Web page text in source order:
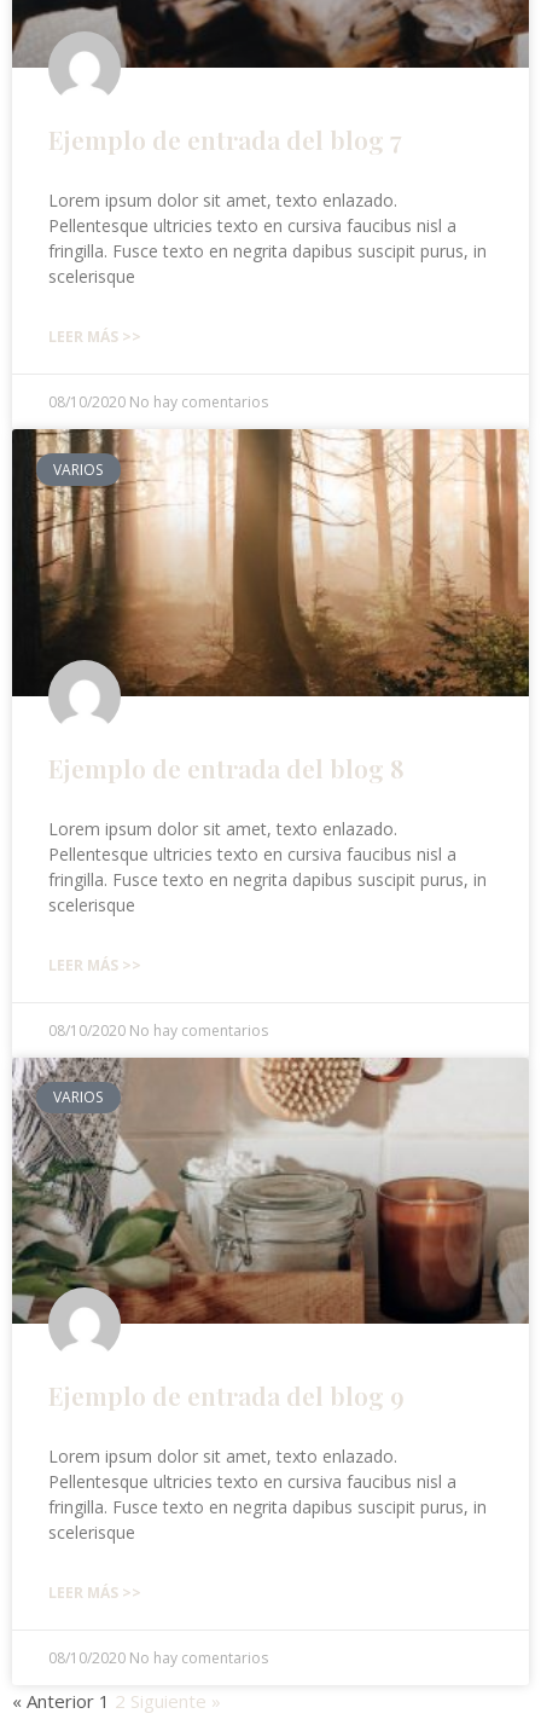
Ejemplo de entrada del blog 7
Lorem ipsum dolor sit amet, texto enlazado.
Pellentesque ultricies texto en cursiva faucibus nisl a
fringilla. Fusce texto en negrita dapibus suscipit purus, in
scelerisque
LEER MÁS >>
08/10/2020 No hay comentarios
VARIOS
Ejemplo de entrada del blog 8
Lorem ipsum dolor sit amet, texto enlazado.
Pellentesque ultricies texto en cursiva faucibus nisl a
fringilla. Fusce texto en negrita dapibus suscipit purus, in
scelerisque
LEER MÁS >>
08/10/2020 No hay comentarios
VARIOS
Ejemplo de entrada del blog 9
Lorem ipsum dolor sit amet, texto enlazado.
Pellentesque ultricies texto en cursiva faucibus nisl a
fringilla. Fusce texto en negrita dapibus suscipit purus, in
scelerisque
LEER MÁS >>
08/10/2020 No hay comentarios
« Anterior 1 2 Siguiente »